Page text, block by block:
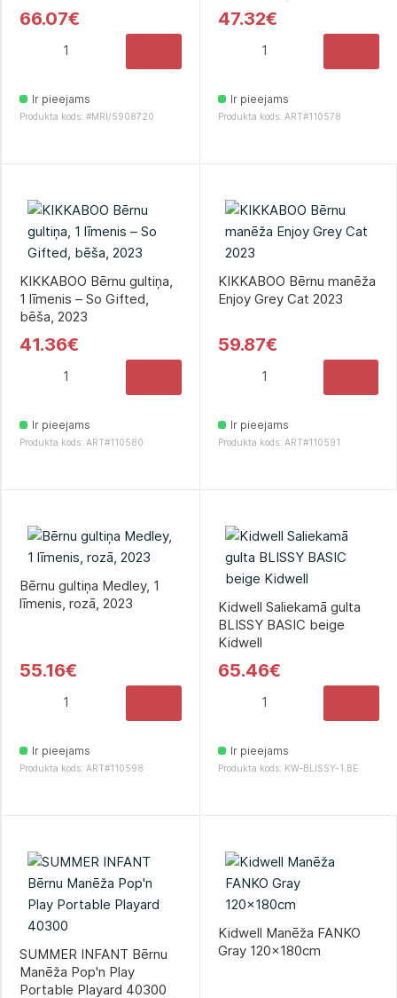
66.07€
Ir pieejams
Produkta kods: #MRI/5908720
47.32€
Ir pieejams
Produkta kods: ART#110578
KIKKABOO Bērnu gultiņa,
1 līmenis – So Gifted,
bēša, 2023
41.36€
Ir pieejams
Produkta kods: ART#110580
KIKKABOO Bērnu manēža
Enjoy Grey Cat 2023
59.87€
Ir pieejams
Produkta kods: ART#110591
Bērnu gultiņa Medley, 1
līmenis, rozā, 2023
55.16€
Ir pieejams
Produkta kods: ART#110598
Kidwell Saliekamā gulta
BLISSY BASIC beige
Kidwell
65.46€
Ir pieejams
Produkta kods: KW-BLISSY-1.BE
SUMMER INFANT Bērnu
Manēža Pop'n Play
Portable Playard 40300
Kidwell Manēža FANKO
Gray 120x180cm